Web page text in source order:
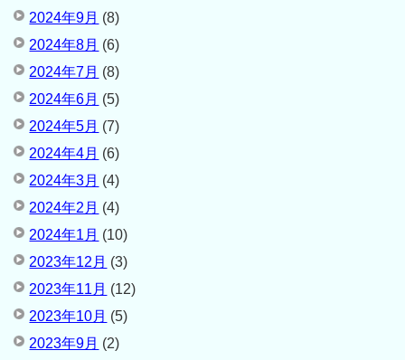
2024年9月 (8)
2024年8月 (6)
2024年7月 (8)
2024年6月 (5)
2024年5月 (7)
2024年4月 (6)
2024年3月 (4)
2024年2月 (4)
2024年1月 (10)
2023年12月 (3)
2023年11月 (12)
2023年10月 (5)
2023年9月 (2)